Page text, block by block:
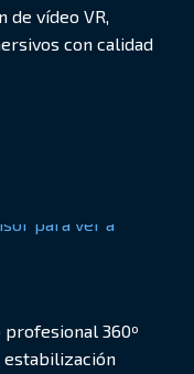
de vídeo VR,
con calidad
profesional 360º
estabilización